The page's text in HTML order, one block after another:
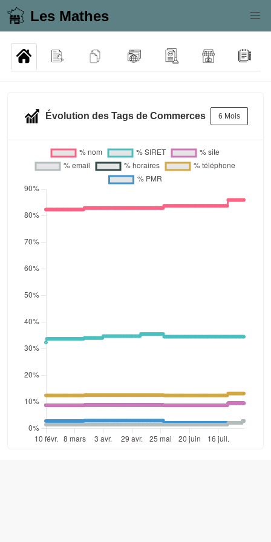
Les Mathes
Évolution des Tags de Commerces 6 Mois